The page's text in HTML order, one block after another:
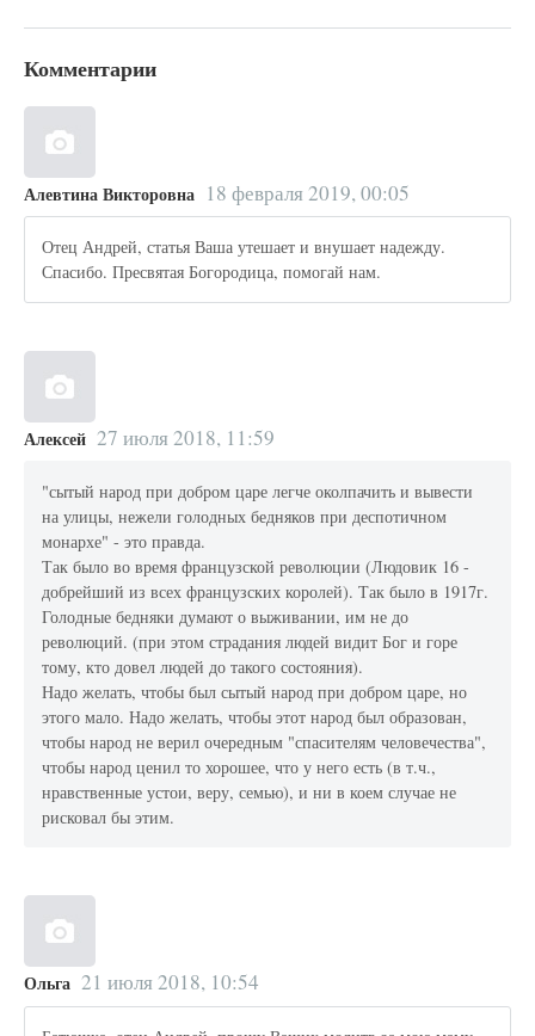
Комментарии
Алевтина Викторовна 18 февраля 2019, 00:05
Отец Андрей, статья Ваша утешает и внушает надежду.
Спасибо. Пресвятая Богородица, помогай нам.
Алексей 27 июля 2018, 11:59
"сытый народ при добром царе легче околпачить и вывести
на улицы, нежели голодных бедняков при деспотичном
монархе" - это правда.
Так было во время французской революции (Людовик 16 -
добрейший из всех французских королей). Так было в 1917г.
Голодные бедняки думают о выживании, им не до
революций. (при этом страдания людей видит Бог и горе
тому, кто довел людей до такого состояния).
Надо желать, чтобы был сытый народ при добром царе, но
этого мало. Надо желать, чтобы этот народ был образован,
чтобы народ не верил очередным "спасителям человечества",
чтобы народ ценил то хорошее, что у него есть (в т.ч.,
нравственные устои, веру, семью), и ни в коем случае не
рисковал бы этим.
Ольга 21 июля 2018, 10:54